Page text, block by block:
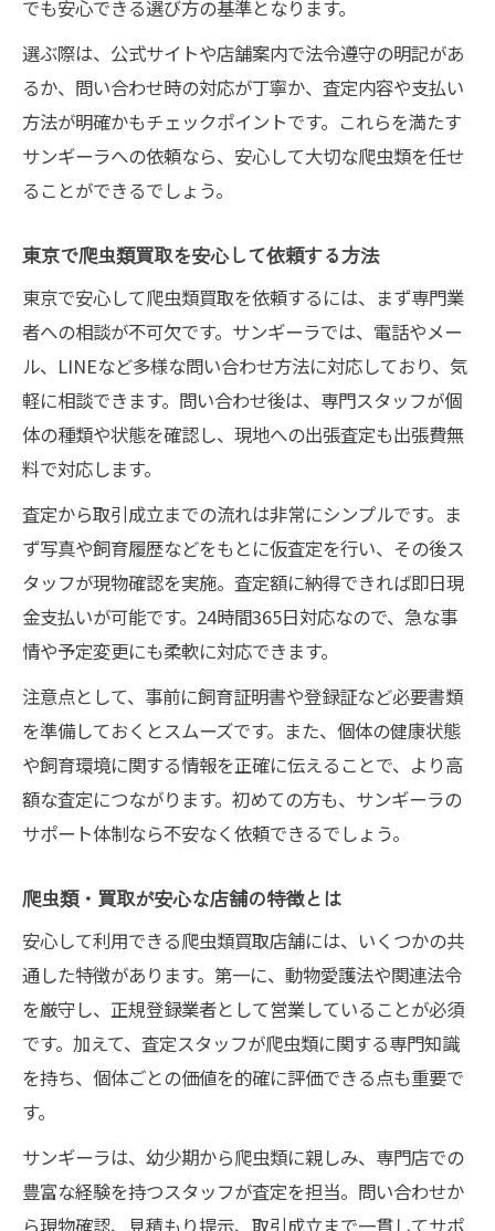
爬虫類買取を東京で24時間頼める利便性
東京で24時間対応が選ばれる理由とは
爬虫類買取の24時間受付サービスの強み
東京で深夜も対応可能な買取の安心感
高く売るためのコツと準備方法を知る
東京で爬虫類買取を高額にする準備方法
爬虫類・買取の高価査定を受ける秘訣
東京で高価買取を狙う事前準備とは
爬虫類を高く売るための具体的な方法
でも安心できる選び方の基準となります。
選ぶ際は、公式サイトや店舗案内で法令遵守の明記があ
るか、問い合わせ時の対応が丁寧か、査定内容や支払い
方法が明確かもチェックポイントです。これらを満たす
サンギーラへの依頼なら、安心して大切な爬虫類を任せ
ることができるでしょう。
東京で爬虫類買取を安心して依頼する方法
東京で安心して爬虫類買取を依頼するには、まず専門業
者への相談が不可欠です。サンギーラでは、電話やメー
ル、LINEなど多様な問い合わせ方法に対応しており、気
軽に相談できます。問い合わせ後は、専門スタッフが個
体の種類や状態を確認し、現地への出張査定も出張費無
料で対応します。
査定から取引成立までの流れは非常にシンプルです。ま
ず写真や飼育履歴などをもとに仮査定を行い、その後ス
タッフが現物確認を実施。査定額に納得できれば即日現
金支払いが可能です。24時間365日対応なので、急な事
情や予定変更にも柔軟に対応できます。
注意点として、事前に飼育証明書や登録証など必要書類
を準備しておくとスムーズです。また、個体の健康状態
や飼育環境に関する情報を正確に伝えることで、より高
額な査定につながります。初めての方も、サンギーラの
サポート体制なら不安なく依頼できるでしょう。
爬虫類・買取が安心な店舗の特徴とは
安心して利用できる爬虫類買取店舗には、いくつかの共
通した特徴があります。第一に、動物愛護法や関連法令
を厳守し、正規登録業者として営業していることが必須
です。加えて、査定スタッフが爬虫類に関する専門知識
を持ち、個体ごとの価値を的確に評価できる点も重要で
す。
サンギーラは、幼少期から爬虫類に親しみ、専門店での
豊富な経験を持つスタッフが査定を担当。問い合わせか